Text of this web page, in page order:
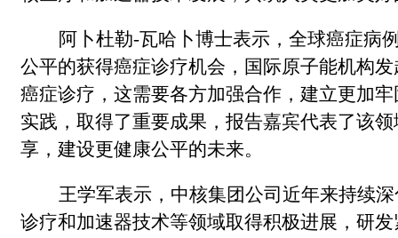
阿卜杜勒-瓦哈卜博士表示，全球癌症病
公平的获得癌症诊疗机会，国际原子能机构
癌症诊疗，这需要各方加强合作，建立更加
实践，取得了重要成果，报告嘉宾代表了该
享，建设更健康公平的未来。
王学军表示，中核集团公司近年来持续
诊疗和加速器技术等领域取得积极进展，研